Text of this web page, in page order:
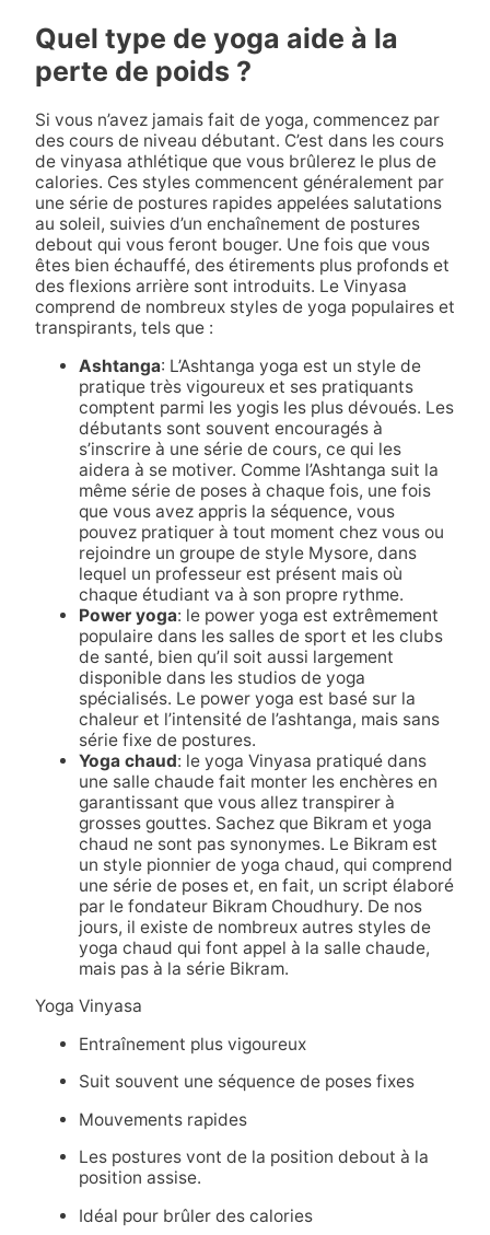
Quel type de yoga aide à la
perte de poids ?
Si vous n’avez jamais fait de yoga, commencez par
des cours de niveau débutant. C’est dans les cours
de vinyasa athlétique que vous brûlerez le plus de
calories. Ces styles commencent généralement par
une série de postures rapides appelées salutations
au soleil, suivies d’un enchaînement de postures
debout qui vous feront bouger. Une fois que vous
êtes bien échauffé, des étirements plus profonds et
des flexions arrière sont introduits. Le Vinyasa
comprend de nombreux styles de yoga populaires et
transpirants, tels que :
Ashtanga: L’Ashtanga yoga est un style de
pratique très vigoureux et ses pratiquants
comptent parmi les yogis les plus dévoués. Les
débutants sont souvent encouragés à
s’inscrire à une série de cours, ce qui les
aidera à se motiver. Comme l’Ashtanga suit la
même série de poses à chaque fois, une fois
que vous avez appris la séquence, vous
pouvez pratiquer à tout moment chez vous ou
rejoindre un groupe de style Mysore, dans
lequel un professeur est présent mais où
chaque étudiant va à son propre rythme.
Power yoga: le power yoga est extrêmement
populaire dans les salles de sport et les clubs
de santé, bien qu’il soit aussi largement
disponible dans les studios de yoga
spécialisés. Le power yoga est basé sur la
chaleur et l’intensité de l’ashtanga, mais sans
série fixe de postures.
Yoga chaud: le yoga Vinyasa pratiqué dans
une salle chaude fait monter les enchères en
garantissant que vous allez transpirer à
grosses gouttes. Sachez que Bikram et yoga
chaud ne sont pas synonymes. Le Bikram est
un style pionnier de yoga chaud, qui comprend
une série de poses et, en fait, un script élaboré
par le fondateur Bikram Choudhury. De nos
jours, il existe de nombreux autres styles de
yoga chaud qui font appel à la salle chaude,
mais pas à la série Bikram.
Yoga Vinyasa
Entraînement plus vigoureux
Suit souvent une séquence de poses fixes
Mouvements rapides
Les postures vont de la position debout à la
position assise.
Idéal pour brûler des calories